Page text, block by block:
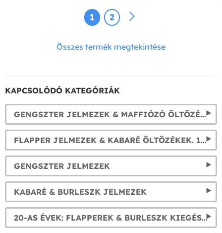
1 2
Összes termék megtekintése
KAPCSOLÓDÓ KATEGÓRIÁK
GENGSZTER JELMEZEK & MAFFIÓZÓ ÖLTÖZÉKEK. 1920-AS ÉVEK FÉRFI JELMEZEI
FLAPPER JELMEZEK & KABARÉ ÖLTÖZÉKEK. 1920-AS ÉVEK NŐI RUHÁI
GENGSZTER JELMEZEK
KABARÉ & BURLESZK JELMEZEK
20-AS ÉVEK: FLAPPEREK & BURLESZK KIEGÉSZÍTŐK